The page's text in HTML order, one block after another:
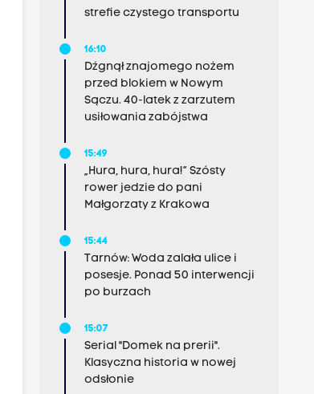
strefie czystego transportu
16:10
Dźgnął znajomego nożem
przed blokiem w Nowym
Sączu. 40-latek z zarzutem
usiłowania zabójstwa
15:49
„Hura, hura, hura!” Szósty
rower jedzie do pani
Małgorzaty z Krakowa
15:44
Tarnów: Woda zalała ulice i
posesje. Ponad 50 interwencji
po burzach
15:07
Serial "Domek na prerii".
Klasyczna historia w nowej
odsłonie